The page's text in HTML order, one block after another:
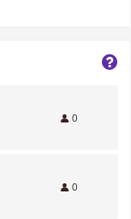
0
0